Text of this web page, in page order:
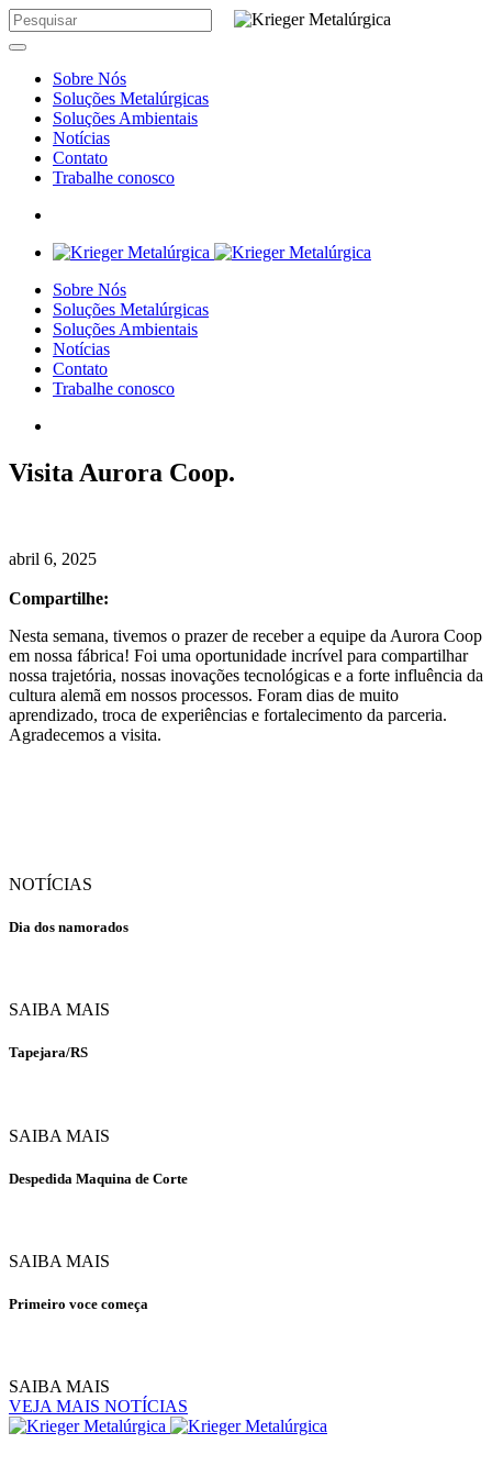
Sobre Nós
Soluções Metalúrgicas
Soluções Ambientais
Notícias
Contato
Trabalhe conosco
Sobre Nós
Soluções Metalúrgicas
Soluções Ambientais
Notícias
Contato
Trabalhe conosco
Visita Aurora Coop.
abril 6, 2025
Compartilhe:
Nesta semana, tivemos o prazer de receber a equipe da Aurora Coop
em nossa fábrica! Foi uma oportunidade incrível para compartilhar
nossa trajetória, nossas inovações tecnológicas e a forte influência da
cultura alemã em nossos processos. Foram dias de muito
aprendizado, troca de experiências e fortalecimento da parceria.
Agradecemos a visita.
NOTÍCIAS
Dia dos namorados
SAIBA MAIS
Tapejara/RS
SAIBA MAIS
Despedida Maquina de Corte
SAIBA MAIS
Primeiro voce começa
SAIBA MAIS
VEJA MAIS NOTÍCIAS